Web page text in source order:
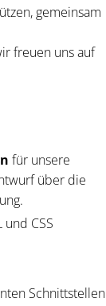
gemeinsam
freuen uns auf
für unsere
über die
CSS
Schnittstellen